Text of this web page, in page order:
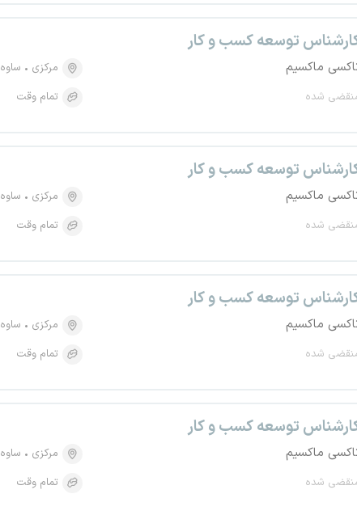
توسعه کسب و کار
ماکسیم
شده
مرکزی
ساوه
تمام وقت
توسعه کسب و کار
ماکسیم
شده
مرکزی
ساوه
تمام وقت
توسعه کسب و کار
ماکسیم
شده
مرکزی
ساوه
تمام وقت
توسعه کسب و کار
ماکسیم
شده
مرکزی
ساوه
تمام وقت